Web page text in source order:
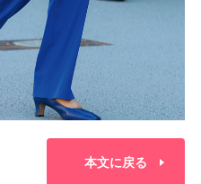
本文に戻る